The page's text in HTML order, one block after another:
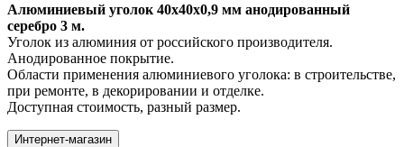
Алюминиевый уголок 40х40х0,9 мм анодированный
серебро 3 м.
Уголок из алюминия от российского производителя.
Анодированное покрытие.
Области применения алюминиевого уголока: в строительстве,
при ремонте, в декорировании и отделке.
Доступная стоимость, разный размер.
Интернет-магазин